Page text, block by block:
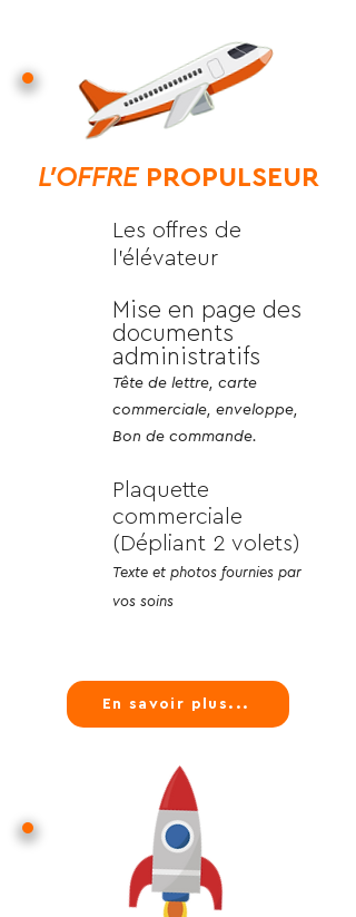
L'OFFRE PROPULSEUR
Les offres de
l'élévateur
Mise en page des
documents
administratifs
Tête de lettre, carte
commerciale, enveloppe,
Bon de commande.
Plaquette
commerciale
(Dépliant 2 volets)
Texte et photos fournies par
vos soins
En savoir plus...